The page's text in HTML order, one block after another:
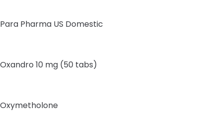
Para Pharma US Domestic
Oxandro 10 mg (50 tabs)
Oxymetholone